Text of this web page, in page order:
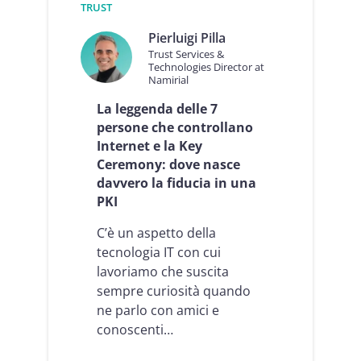
TRUST
Pierluigi Pilla
Trust Services &
Technologies Director at
Namirial
La leggenda delle 7
persone che controllano
Internet e la Key
Ceremony: dove nasce
davvero la fiducia in una
PKI
C’è un aspetto della
tecnologia IT con cui
lavoriamo che suscita
sempre curiosità quando
ne parlo con amici e
conoscenti…